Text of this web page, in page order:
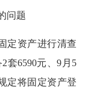
问题
定资产进行清查
套6590元、9月5
定将固定资产登